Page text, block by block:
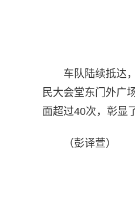
车队陆续抵达
民大会堂东门外广
面超过40次，彰显
（彭译萱）